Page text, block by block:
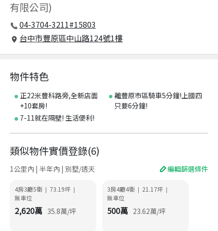
有限公司)
04-3704-3211#15803
台中市豐原區中山路124號1樓
物件特色
正22米豐科路旁,全新店面
+10套房!
離豐原市區騎車5分鐘!上國四
只要6分鐘!
7-11就在隔壁! 生活便利!
類似物件實價登錄(6)
1公里內 | 半年內 | 別墅/透天 編輯篩選條件
4房3廳5衛 | 73.19坪 |
無車位
2,620萬 35.8萬/坪
3房4廳4衛 | 21.17坪 |
無車位
500萬 23.62萬/坪